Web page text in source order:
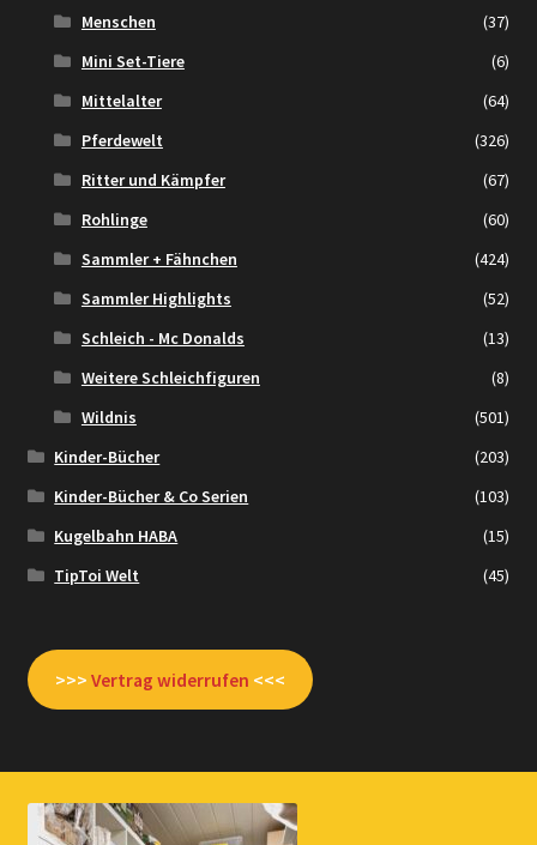
Menschen
(37)
Mini Set-Tiere
(6)
Mittelalter
(64)
Pferdewelt
(326)
Ritter und Kämpfer
(67)
Rohlinge
(60)
Sammler + Fähnchen
(424)
Sammler Highlights
(52)
Schleich - Mc Donalds
(13)
Weitere Schleichfiguren
(8)
Wildnis
(501)
Kinder-Bücher
(203)
Kinder-Bücher & Co Serien
(103)
Kugelbahn HABA
(15)
TipToi Welt
(45)
>>> Vertrag widerrufen <<<